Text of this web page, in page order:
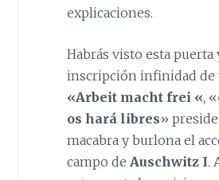
explicaciones.
Habrás visto esta puerta
inscripción infinidad de
«Arbeit macht frei «, «
os hará libres»
macabra y burlona el
campo de Auschwitz I.